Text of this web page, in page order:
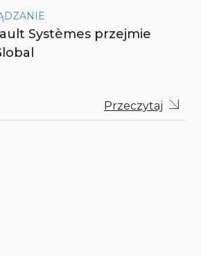
Systèmes przejmie
Przeczytaj